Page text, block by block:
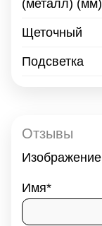
(металл) (мм)
Щеточный
Подсветка
Отзывы
Изображение
Имя